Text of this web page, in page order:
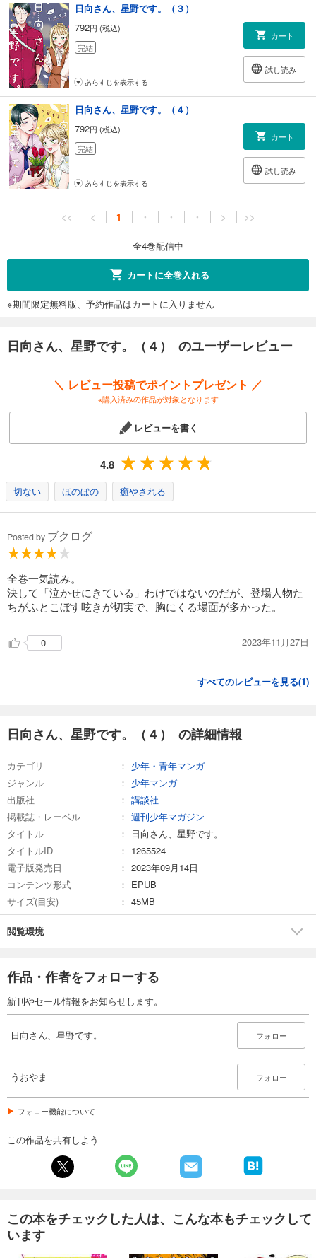
日向さん、星野です。（３）
792円 (税込)
完結
カート
試し読み
あらすじを表示する
日向さん、星野です。（４）
792円 (税込)
完結
カート
試し読み
あらすじを表示する
<< < 1 ・ ・ ・ > >>
全4巻配信中
カートに全巻入れる
※期間限定無料版、予約作品はカートに入りません
日向さん、星野です。（４） のユーザーレビュー
＼ レビュー投稿でポイントプレゼント ／
※購入済みの作品が対象となります
レビューを書く
4.8
切ない ほのぼの 癒やされる
Posted by ブクログ
全巻一気読み。
決して「泣かせにきている」わけではないのだが、登場人物た
ちがふとこぼす呟きが切実で、胸にくる場面が多かった。
0 2023年11月27日
すべてのレビューを見る(1)
日向さん、星野です。（４） の詳細情報
カテゴリ
少年・青年マンガ
ジャンル
少年マンガ
出版社
講談社
掲載誌・レーベル
週刊少年マガジン
タイトル
日向さん、星野です。
タイトルID
1265524
電子版発売日
2023年09月14日
コンテンツ形式
EPUB
サイズ(目安)
45MB
閲覧環境
作品・作者をフォローする
新刊やセール情報をお知らせします。
日向さん、星野です。 フォロー
うおやま フォロー
フォロー機能について
この作品を共有しよう
この本をチェックした人は、こんな本もチェックして
います